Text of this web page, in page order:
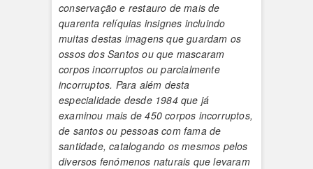
conservação e restauro de mais de
quarenta relíquias insignes incluindo
muitas destas imagens que guardam os
ossos dos Santos ou que mascaram
corpos incorruptos ou parcialmente
incorruptos. Para além desta
especialidade desde 1984 que já
examinou mais de 450 corpos incorruptos,
de santos ou pessoas com fama de
santidade, catalogando os mesmos pelos
diversos fenómenos naturais que levaram